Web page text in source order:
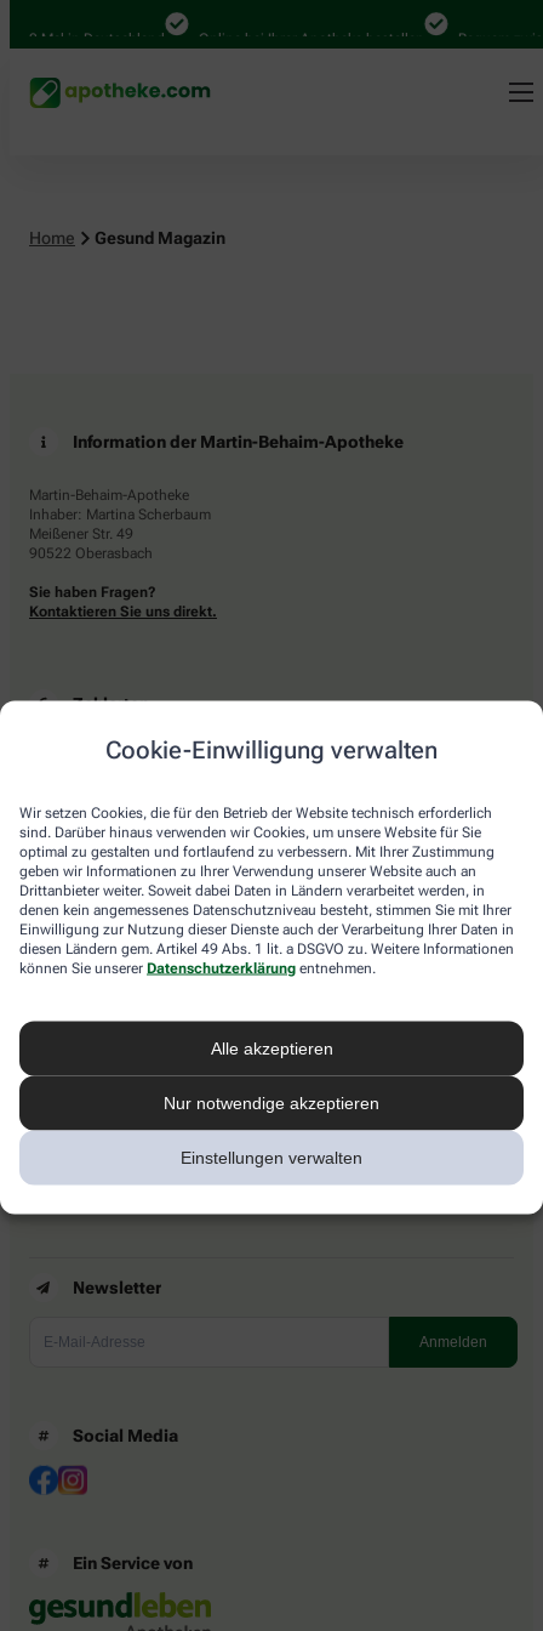
Cookie-Einwilligung verwalten
Wir setzen Cookies, die für den Betrieb der Website technisch erforderlich
sind. Darüber hinaus verwenden wir Cookies, um unsere Website für Sie
optimal zu gestalten und fortlaufend zu verbessern. Mit Ihrer Zustimmung
geben wir Informationen zu Ihrer Verwendung unserer Website auch an
Drittanbieter weiter. Soweit dabei Daten in Ländern verarbeitet werden, in
denen kein angemessenes Datenschutzniveau besteht, stimmen Sie mit Ihrer
Einwilligung zur Nutzung dieser Dienste auch der Verarbeitung Ihrer Daten in
diesen Ländern gem. Artikel 49 Abs. 1 lit. a DSGVO zu. Weitere Informationen
können Sie unserer Datenschutzerklärung entnehmen.
Alle akzeptieren
Nur notwendige akzeptieren
Einstellungen verwalten
Mal in Deutschland Online bei Ihrer Apotheke bestellen Bequem
Home Gesund Magazin
Information der Martin-Behaim-Apotheke
Martin-Behaim-Apotheke
Inhaber: Martina Scherbaum
Meißener Str. 49
90522 Oberasbach
Sie haben Fragen?
Kontaktieren Sie uns direkt.
Zahlarten
Bar oder mit einer anderen akzeptierten Zahlungsart Ihrer Apotheke vor Ort.
Lieferarten
Abholung in der Apotheke
Botendienstlieferung
apotheke.com Informationen
Newsletter
Barrierefreiheitserklärung
Newsletter
Social Media
Ein Service von